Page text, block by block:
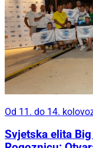
Od 11. do 14.
Svjetska elita